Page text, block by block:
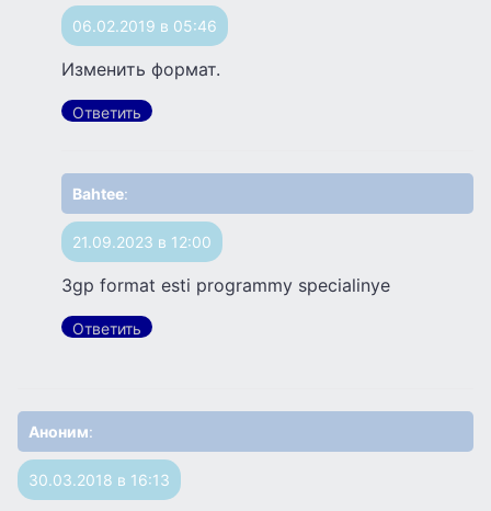
06.02.2019 в 05:46
Изменить формат.
Ответить
Bahtee:
21.09.2023 в 12:00
3gp format esti programmy specialinye
Ответить
Аноним:
30.03.2018 в 16:13